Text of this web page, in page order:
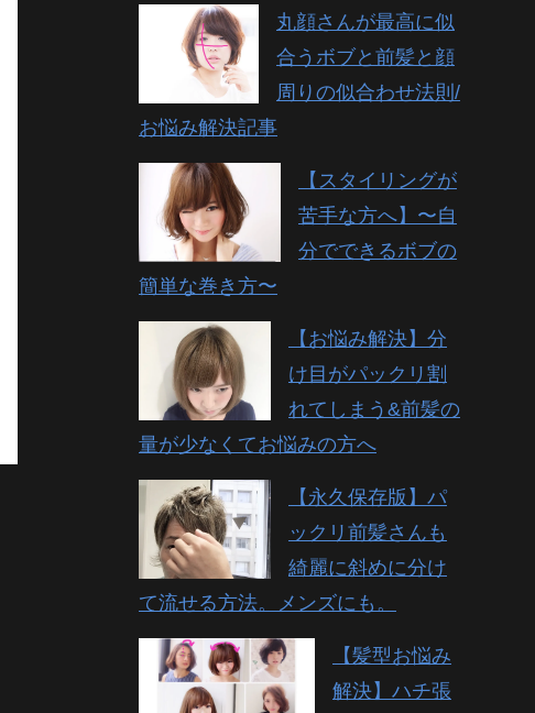
丸顔さんが最高に似
合うボブと前髪と顔
周りの似合わせ法則/
お悩み解決記事
【スタイリングが
苦手な方へ】〜自
分でできるボブの
簡単な巻き方〜
【お悩み解決】分
け目がパックリ割
れてしまう&前髪の
量が少なくてお悩みの方へ
【永久保存版】パ
ックリ前髪さんも
綺麗に斜めに分け
て流せる方法。メンズにも。
【髪型お悩み
解決】ハチ張